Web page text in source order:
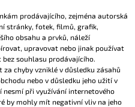
prodávajícího, zejména autorská
stránky, fotek, filmů, grafik,
obsahu a prvků, náleží
upravovat nebo jinak používat
souhlasu prodávajícího.
za chyby vzniklé v důsledku zásahů
nebo v důsledku jeho užití v
nesmí při využívání internetového
by mohly mít negativní vliv na jeho